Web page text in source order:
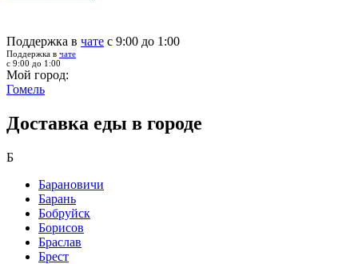
Поддержка в чате с 9:00 до 1:00
Поддержка в чате
с 9:00 до 1:00
Мой город:
Гомель
Доставка еды в городе
Б
Барановичи
Барань
Бобруйск
Борисов
Браслав
Брест